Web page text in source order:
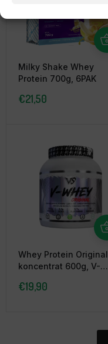
Milky Shake Whey
Protein 700g, 6PAK
€21,50
Whey Protein Original
koncentrat 600g, V-
€19,90